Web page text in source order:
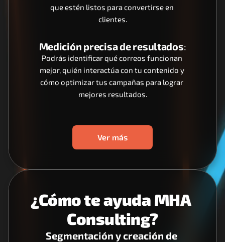
que estén listos para convertirse en
clientes.
Medición precisa de resultados:
Podrás identificar qué correos funcionan
mejor, quién interactúa con tu contenido y
cómo optimizar tus campañas para lograr
mejores resultados.
Ver más
¿Cómo te ayuda MHA
Consulting?
Segmentación y creación de